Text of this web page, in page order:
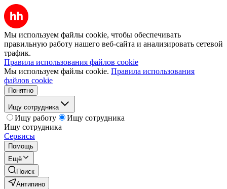
Мы используем файлы cookie, чтобы обеспечивать
правильную работу нашего веб-сайта и анализировать сетевой
трафик.
Правила использования файлов cookie
Мы используем файлы cookie. Правила использования
файлов cookie
Понятно
Ищу сотрудника
Ищу работу
Ищу сотрудника
Ищу сотрудника
Сервисы
Помощь
Ещё
Поиск
Антипино